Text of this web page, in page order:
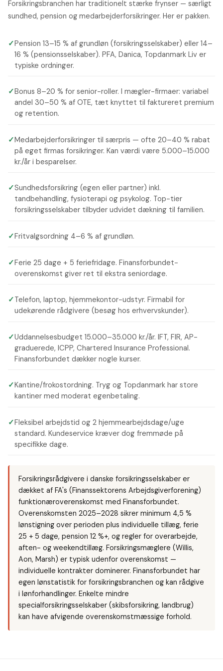
Forsikringsbranchen har traditionelt stærke frynser — særligt
sundhed, pension og medarbejderforsikringer. Her er pakken.
✓Pension 13–15 % af grundløn (forsikringsselskaber) eller 14–
16 % (pensionsselskaber). PFA, Danica, Topdanmark Liv er
typiske ordninger.
✓Bonus 8–20 % for senior-roller. I mægler-firmaer: variabel
andel 30–50 % af OTE, tæt knyttet til faktureret premium
og retention.
✓Medarbejderforsikringer til særpris — ofte 20–40 % rabat
på eget firmas forsikringer. Kan værdi være 5.000–15.000
kr./år i besparelser.
✓Sundhedsforsikring (egen eller partner) inkl.
tandbehandling, fysioterapi og psykolog. Top-tier
forsikringsselskaber tilbyder udvidet dækning til familien.
✓Fritvalgsordning 4–6 % af grundløn.
✓Ferie 25 dage + 5 feriefridage. Finansforbundet-
overenskomst giver ret til ekstra seniordage.
✓Telefon, laptop, hjemmekontor-udstyr. Firmabil for
udekørende rådgivere (besøg hos erhvervskunder).
✓Uddannelsesbudget 15.000–35.000 kr./år. IFT, FIR, AP-
graduerede, ICPP, Chartered Insurance Professional.
Finansforbundet dækker nogle kurser.
✓Kantine/frokostordning. Tryg og Topdanmark har store
kantiner med moderat egenbetaling.
✓Fleksibel arbejdstid og 2 hjemmearbejdsdage/uge
standard. Kundeservice kræver dog fremmøde på
specifikke dage.
Forsikringsrådgivere i danske forsikringsselskaber er
dækket af FA's (Finanssektorens Arbejdsgiverforening)
funktionæroverenskomst med Finansforbundet.
Overenskomsten 2025–2028 sikrer minimum 4,5 %
lønstigning over perioden plus individuelle tillæg, ferie
25 + 5 dage, pension 12 %+, og regler for overarbejde,
aften- og weekendtillæg. Forsikringsmæglere (Willis,
Aon, Marsh) er typisk udenfor overenskomst —
individuelle kontrakter dominerer. Finansforbundet har
egen lønstatistik for forsikringsbranchen og kan rådgive
i lønforhandlinger. Enkelte mindre
specialforsikringsselskaber (skibsforsikring, landbrug)
kan have afvigende overenskomstmæssige forhold.